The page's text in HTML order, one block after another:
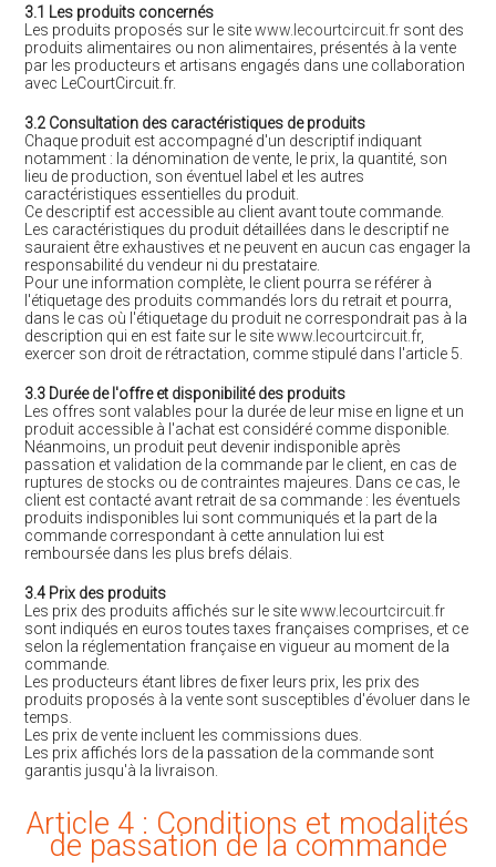
3.1 Les produits concernés
Les produits proposés sur le sitewww.lecourtcircuit.fr sont des
produits alimentaires ou non alimentaires, présentés à la vente
par les producteurs et artisans engagés dans une collaboration
avec LeCourtCircuit.fr.
3.2 Consultation des caractéristiques de produits
Chaque produit est accompagné d'un descriptif indiquant
notamment : la dénomination de vente, le prix, la quantité, son
lieu de production, son éventuel label et les autres
caractéristiques essentielles du produit.
Ce descriptif est accessible au client avant toute commande.
Les caractéristiques du produit détaillées dans le descriptif ne
sauraient être exhaustives et ne peuvent en aucun cas engager la
responsabilité du vendeur ni du prestataire.
Pour une information complète, le client pourra se référer à
l'étiquetage des produits commandés lors du retrait et pourra,
dans le cas où l'étiquetage du produit ne correspondrait pas à la
description qui en est faite sur le sitewww.lecourtcircuit.fr,
exercer son droit de rétractation, comme stipulé dans l'article 5.
3.3 Durée de l'offre et disponibilité des produits
Les offres sont valables pour la durée de leur mise en ligne et un
produit accessible à l'achat est considéré comme disponible.
Néanmoins, un produit peut devenir indisponible après
passation et validation de la commande par le client, en cas de
ruptures de stocks ou de contraintes majeures. Dans ce cas, le
client est contacté avant retrait de sa commande : les éventuels
produits indisponibles lui sont communiqués et la part de la
commande correspondant à cette annulation lui est
remboursée dans les plus brefs délais.
3.4 Prix des produits
Les prix des produits affichés sur le sitewww.lecourtcircuit.fr
sont indiqués en euros toutes taxes françaises comprises, et ce
selon la réglementation française en vigueur au moment de la
commande.
Les producteurs étant libres de fixer leurs prix, les prix des
produits proposés à la vente sont susceptibles d'évoluer dans le
temps.
Les prix de vente incluent les commissions dues.
Les prix affichés lors de la passation de la commande sont
garantis jusqu'à la livraison.
Article 4 : Conditions et modalités
de passation de la commande